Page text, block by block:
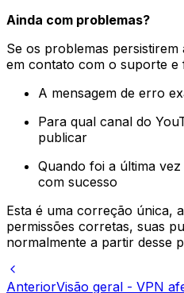
Ainda com problemas?
Se os problemas
em contato com o suporte e
A mensagem de erro
Para qual canal do
publicar
Quando foi a última
com sucesso
Esta é uma correção única,
permissões corretas, suas
normalmente a partir desse
AnteriorVisão geral - VPN